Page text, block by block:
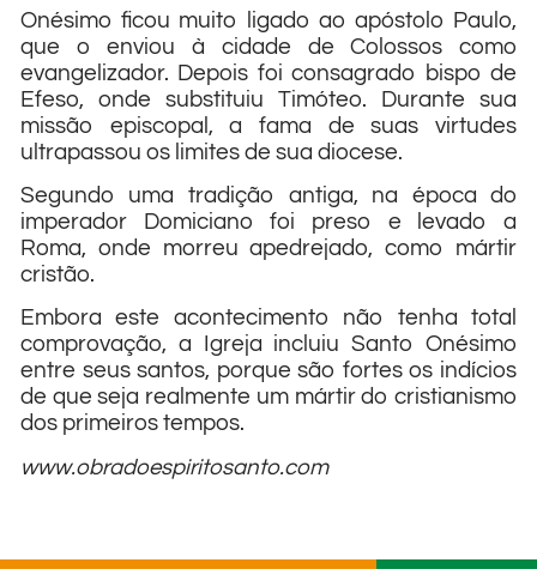
Onésimo ficou muito ligado ao apóstolo Paulo,
que o enviou à cidade de Colossos como
evangelizador. Depois foi consagrado bispo de
Efeso, onde substituiu Timóteo. Durante sua
missão episcopal, a fama de suas virtudes
ultrapassou os limites de sua diocese.
Segundo uma tradição antiga, na época do
imperador Domiciano foi preso e levado a
Roma, onde morreu apedrejado, como mártir
cristão.
Embora este acontecimento não tenha total
comprovação, a Igreja incluiu Santo Onésimo
entre seus santos, porque são fortes os indícios
de que seja realmente um mártir do cristianismo
dos primeiros tempos.
www.obradoespiritosanto.com